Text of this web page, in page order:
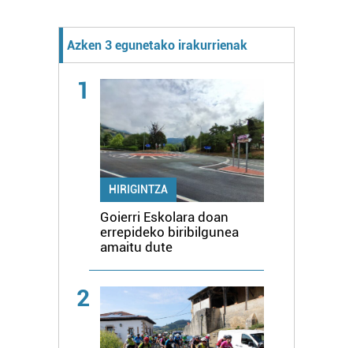
Azken 3 egunetako irakurrienak
1
HIRIGINTZA
Goierri Eskolara doan
errepideko biribilgunea
amaitu dute
2